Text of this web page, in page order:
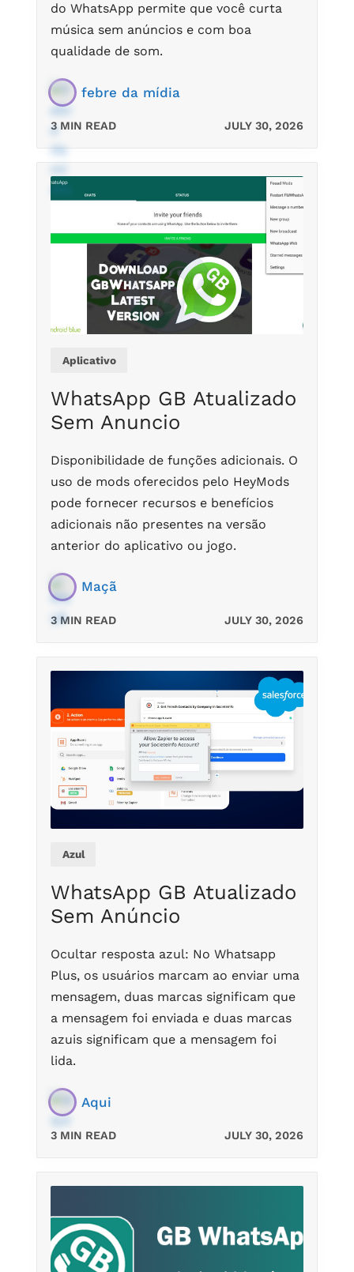
do WhatsApp permite que você curta
música sem anúncios e com boa
qualidade de som.
febre da mídia
3 MIN READ JULY 30, 2026
Aplicativo
WhatsApp GB Atualizado
Sem Anuncio
Disponibilidade de funções adicionais. O
uso de mods oferecidos pelo HeyMods
pode fornecer recursos e benefícios
adicionais não presentes na versão
anterior do aplicativo ou jogo.
Maçã
3 MIN READ JULY 30, 2026
Azul
WhatsApp GB Atualizado
Sem Anúncio
Ocultar resposta azul: No Whatsapp
Plus, os usuários marcam ao enviar uma
mensagem, duas marcas significam que
a mensagem foi enviada e duas marcas
azuis significam que a mensagem foi
lida.
Aqui
3 MIN READ JULY 30, 2026